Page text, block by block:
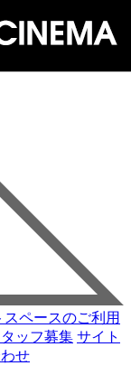
スペースのご利用
ッフ募集 サイト
せ